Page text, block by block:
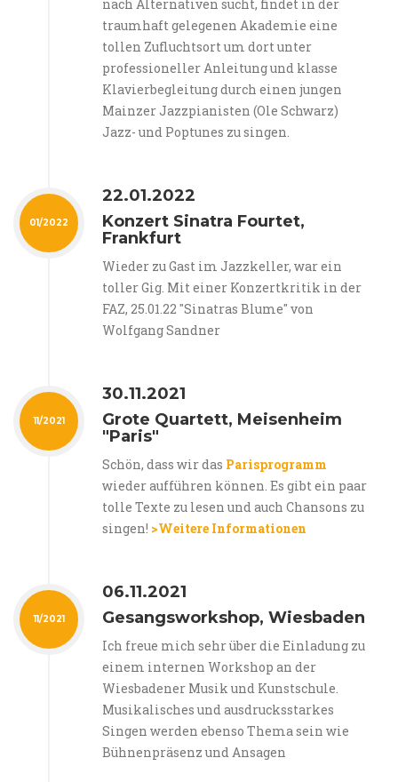
nach Alternativen sucht, findet in der
traumhaft gelegenen Akademie eine
tollen Zufluchtsort um dort unter
professioneller Anleitung und klasse
Klavierbegleitung durch einen jungen
Mainzer Jazzpianisten (Ole Schwarz)
Jazz- und Poptunes zu singen.
01/2022
22.01.2022
Konzert Sinatra Fourtet,
Frankfurt
Wieder zu Gast im Jazzkeller, war ein
toller Gig. Mit einer Konzertkritik in der
FAZ, 25.01.22 "Sinatras Blume" von
Wolfgang Sandner
11/2021
30.11.2021
Grote Quartett, Meisenheim
"Paris"
Schön, dass wir das Parisprogramm
wieder aufführen können. Es gibt ein paar
tolle Texte zu lesen und auch Chansons zu
singen! >Weitere Informationen
11/2021
06.11.2021
Gesangsworkshop, Wiesbaden
Ich freue mich sehr über die Einladung zu
einem internen Workshop an der
Wiesbadener Musik und Kunstschule.
Musikalisches und ausdrucksstarkes
Singen werden ebenso Thema sein wie
Bühnenpräsenz und Ansagen